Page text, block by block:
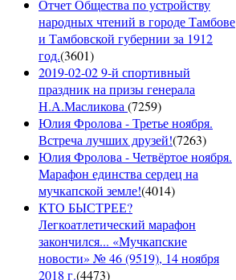
Отчет Общества по устройству
народных чтений в городе Тамбове
и Тамбовской губернии за 1912
год.(3601)
2019-02-02 9-й спортивный
праздник на призы генерала
Н.А.Масликова(7259)
Юлия Фролова - Третье ноября.
Встреча лучших друзей!(7263)
Юлия Фролова - Четвёртое ноября.
Марафон единства сердец на
мучкапской земле!(4014)
КТО БЫСТРЕЕ?
Легкоатлетический марафон
закончился... «Мучкапские
новости» № 46 (9519), 14 ноября
2018 г.(4473)